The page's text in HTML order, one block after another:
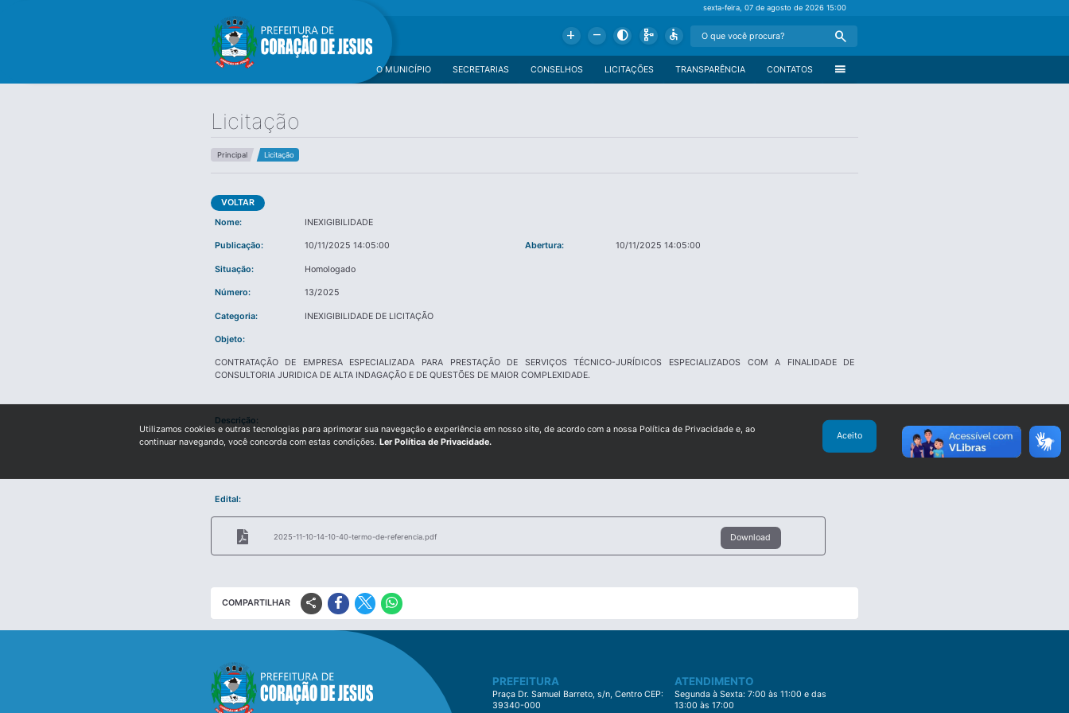
sexta-feira, 07 de agosto de 202615:00
Add Remove Contrast Schema Accessible Search
menu
CONTATOS
TRANSPARÊNCIA
LICITAÇÕES
CONSELHOS
SECRETARIAS
O MUNICÍPIO
Licitação
Principal Licitação
VOLTAR
Nome:
INEXIGIBILIDADE
Publicação: 10/11/2025 14:05:00 Abertura: 10/11/2025 14:05:00
Situação: Homologado
Número: 13/2025
Categoria: INEXIGIBILIDADE DE LICITAÇÃO
Objeto:
CONTRATAÇÃO DE EMPRESA ESPECIALIZADA PARA PRESTAÇÃO DE SERVIÇOS TÉCNICO-JURÍDICOS ESPECIALIZADOS COM A FINALIDADE DE
CONSULTORIA JURIDICA DE ALTA INDAGAÇÃO E DE QUESTÕES DE MAIOR COMPLEXIDADE.
Descrição:
Edital:
2025-11-10-14-10-40-termo-de-referencia.pdf Download
COMPARTILHAR share
PREFEITURA
Praça Dr. Samuel Barreto, s/n, Centro CEP:
39340-000
ATENDIMENTO
Segunda à Sexta: 7:00 às 11:00 e das
13:00 às 17:00
Utilizamos cookies e outras tecnologias para aprimorar sua navegação e experiência em nosso site, de acordo com a nossa Política de Privacidade e, ao
continuar navegando, você concorda com estas condições. Ler Política de Privacidade.
Aceito